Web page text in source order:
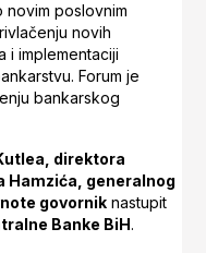
poslovnim
novih
i implementaciji
Forum je
bankarskog
direktora
Hamzića, generalnog
govornik nastupit
Banke BiH.